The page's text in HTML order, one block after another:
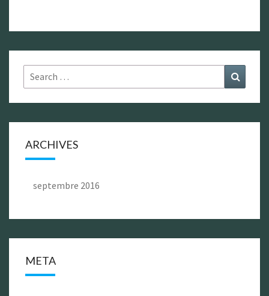
Search
for:
ARCHIVES
septembre 2016
META